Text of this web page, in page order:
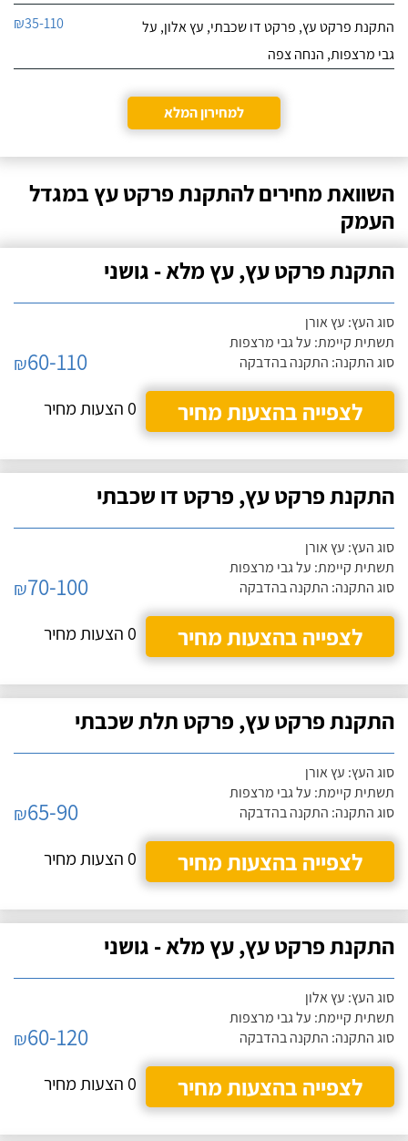
התקנת פרקט עץ, פרקט דו שכבתי, עץ אלון, על
גבי מרצפות, הנחה צפה
₪35-110
למחירון המלא
השוואת מחירים להתקנת פרקט עץ במגדל
העמק
התקנת פרקט עץ, עץ מלא - גושני
סוג העץ: עץ אורן
תשתית קיימת: על גבי מרצפות
סוג התקנה: התקנה בהדבקה
₪60-110
לצפייה בהצעות מחיר
0 הצעות מחיר
התקנת פרקט עץ, פרקט דו שכבתי
סוג העץ: עץ אורן
תשתית קיימת: על גבי מרצפות
סוג התקנה: התקנה בהדבקה
₪70-100
לצפייה בהצעות מחיר
0 הצעות מחיר
התקנת פרקט עץ, פרקט תלת שכבתי
סוג העץ: עץ אורן
תשתית קיימת: על גבי מרצפות
סוג התקנה: התקנה בהדבקה
₪65-90
לצפייה בהצעות מחיר
0 הצעות מחיר
התקנת פרקט עץ, עץ מלא - גושני
סוג העץ: עץ אלון
תשתית קיימת: על גבי מרצפות
סוג התקנה: התקנה בהדבקה
₪60-120
לצפייה בהצעות מחיר
0 הצעות מחיר